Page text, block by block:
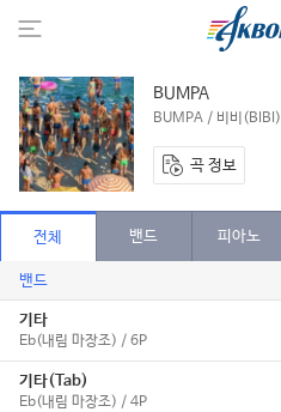
BUMPA
BUMPA / 비비(BIBI)
곡 정보
전체 밴드 피아노
밴드
기타
Eb(내림 마장조) / 6P
기타(Tab)
Eb(내림 마장조) / 4P